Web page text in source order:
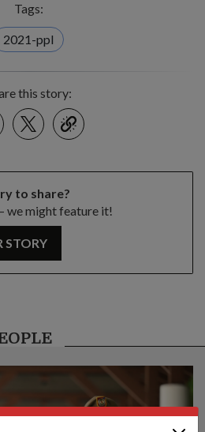
Tags:
2021-ppl
this story:
Twitter
link
to share?
we might feature it!
STORY